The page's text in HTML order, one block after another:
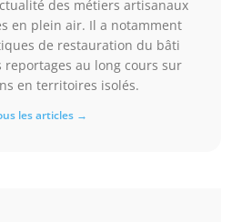
des métiers artisanaux
en plein air. Il a notamment
de restauration du bâti
au long cours sur
en territoires isolés.
les articles →